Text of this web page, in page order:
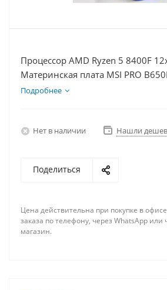
Процессор AMD Ryzen 5 8400F
Материнская плата MSI PRO
RTX 4090 24Гб, Память DDR5
Подробнее
Нет в наличии Нашли
Поделиться
Цена действительна при покупке в
заказа по телефону, через WhatsApp или
магазин.